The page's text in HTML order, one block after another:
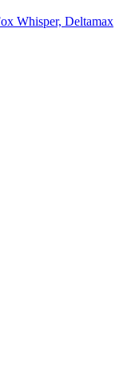
Whisper, Deltamax